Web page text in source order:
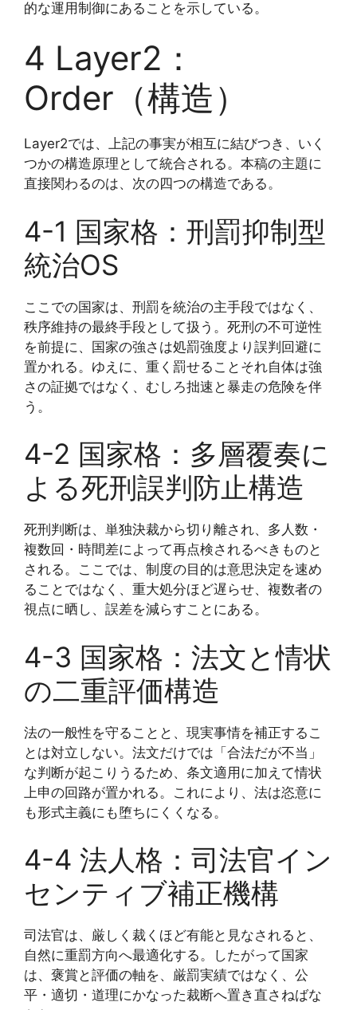
的な運用制御にあることを示している。
4 Layer2：
Order（構造）
Layer2では、上記の事実が相互に結びつき、いく
つかの構造原理として統合される。本稿の主題に
直接関わるのは、次の四つの構造である。
4-1 国家格：刑罰抑制型
統治OS
ここでの国家は、刑罰を統治の主手段ではなく、
秩序維持の最終手段として扱う。死刑の不可逆性
を前提に、国家の強さは処罰強度より誤判回避に
置かれる。ゆえに、重く罰せることそれ自体は強
さの証拠ではなく、むしろ拙速と暴走の危険を伴
う。
4-2 国家格：多層覆奏に
よる死刑誤判防止構造
死刑判断は、単独決裁から切り離され、多人数・
複数回・時間差によって再点検されるべきものと
される。ここでは、制度の目的は意思決定を速め
ることではなく、重大処分ほど遅らせ、複数者の
視点に晒し、誤差を減らすことにある。
4-3 国家格：法文と情状
の二重評価構造
法の一般性を守ることと、現実事情を補正するこ
とは対立しない。法文だけでは「合法だが不当」
な判断が起こりうるため、条文適用に加えて情状
上申の回路が置かれる。これにより、法は恣意に
も形式主義にも堕ちにくくなる。
4-4 法人格：司法官イン
センティブ補正機構
司法官は、厳しく裁くほど有能と見なされると、
自然に重罰方向へ最適化する。したがって国家
は、褒賞と評価の軸を、厳罰実績ではなく、公
平・適切・道理にかなった裁断へ置き直さねばな